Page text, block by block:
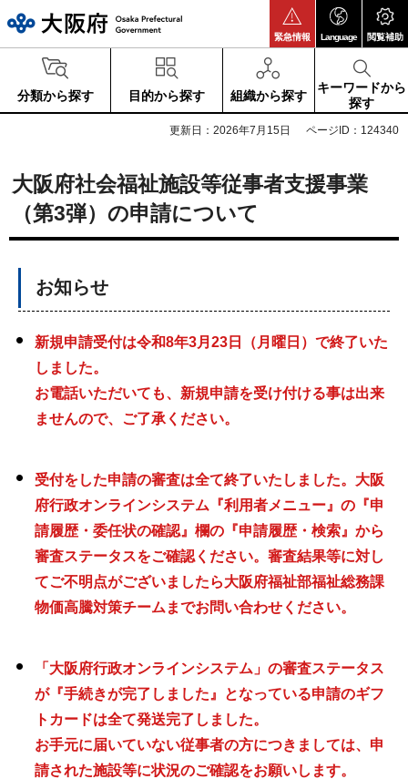
緊急情報 Language 閲覧補助
分類から探す 目的から探す 組織から探す
キーワードから
探す
更新日：2026年7月15日 ページID：124340
大阪府社会福祉施設等従事者支援事業
（第3弾）の申請について
お知らせ
新規申請受付は令和8年3月23日（月曜日）で終了いた
しました。
お電話いただいても、新規申請を受け付ける事は出来
ませんので、ご了承ください。
受付をした申請の審査は全て終了いたしました。大阪
府行政オンラインシステム『利用者メニュー』の『申
請履歴・委任状の確認』欄の『申請履歴・検索』から
審査ステータスをご確認ください。審査結果等に対し
てご不明点がございましたら大阪府福祉部福祉総務課
物価高騰対策チームまでお問い合わせください。
「大阪府行政オンラインシステム」の審査ステータス
が『手続きが完了しました』となっている申請のギフ
トカードは全て発送完了しました。
お手元に届いていない従事者の方につきましては、申
請された施設等に状況のご確認をお願いします。